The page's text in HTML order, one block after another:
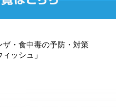
ザ・食中毒の予防・対策
ッシュ」